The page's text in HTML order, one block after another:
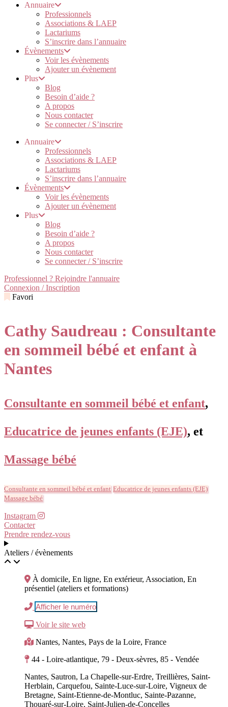
Annuaire
Professionnels
Associations & LAEP
Lactariums
S’inscrire dans l’annuaire
Évènements
Voir les évènements
Ajouter un évènement
Plus
Blog
Besoin d’aide ?
A propos
Nous contacter
Se connecter / S’inscrire
Annuaire
Professionnels
Associations & LAEP
Lactariums
S’inscrire dans l’annuaire
Évènements
Voir les évènements
Ajouter un évènement
Plus
Blog
Besoin d’aide ?
A propos
Nous contacter
Se connecter / S’inscrire
Professionnel ? Rejoindre l'annuaire
Connexion / Inscription
Favori
Cathy Saudreau : Consultante
en sommeil bébé et enfant à
Nantes
Consultante en sommeil bébé et enfant,
Educatrice de jeunes enfants (EJE), et
Massage bébé
Consultante en sommeil bébé et enfant Educatrice de jeunes enfants (EJE)
Massage bébé
Instagram
Contacter
Prendre rendez-vous
Ateliers / évènements
À domicile, En ligne, En extérieur, Association, En
présentiel (ateliers et formations)
Afficher le numéro
Voir le site web
Nantes, Nantes, Pays de la Loire, France
44 - Loire-atlantique, 79 - Deux-sèvres, 85 - Vendée
Nantes, Sautron, La Chapelle-sur-Erdre, Treillières, Saint-
Herblain, Carquefou, Sainte-Luce-sur-Loire, Vigneux de
Bretagne, Saint-Etienne-de-Montluc, Sainte-Pazanne,
Thouaré-sur-Loire, Saint-Julien-de-Concelles